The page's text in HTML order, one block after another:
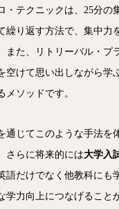
・テクニックは、25分の
繰り返す方法で、集中力
また、リトリーバル・プ
空けて思い出しながら学
メソッドです。
通じてこのような手法を
さらに将来的には大学入
語だけでなく他教科にも
学力向上につなげること